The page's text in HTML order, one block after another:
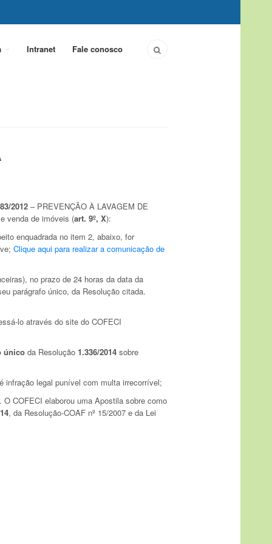
Intranet Fale conosco
2012 – PREVENÇÃO À LAVAGEM DE
venda de imóveis (art. 9º, X):
enquadrada no item 2, abaixo, for
Clique aqui para realizar a comunicação de
no prazo de 24 horas da data da
parágrafo único, da Resolução citada.
lo através do site do COFECI
único da Resolução 1.336/2014 sobre
infração legal punível com multa irrecorrível;
COFECI elaborou uma Apostila sobre como
, da Resolução-COAF nº 15/2007 e da Lei